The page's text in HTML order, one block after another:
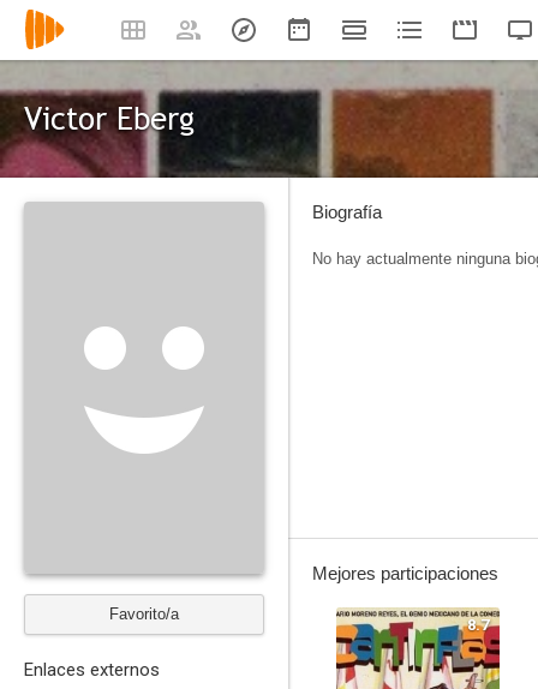
Victor Eberg
Favorito/a
Enlaces externos
Biografía
No hay actualmente ninguna
Mejores participaciones
8.7